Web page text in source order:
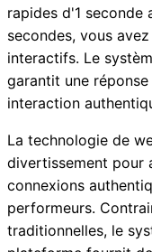
rapides d'1 seconde
secondes, vous
interactifs. Le
garantit une
interaction
La technologie de
divertissement pour
connexions
performeurs.
traditionnelles, le